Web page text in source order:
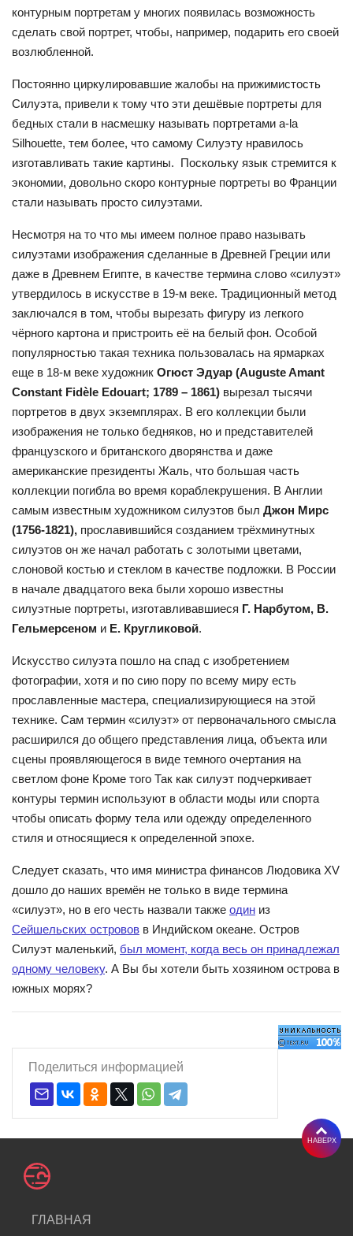
контурным портретам у многих появилась возможность
сделать свой портрет, чтобы, например, подарить его своей
возлюбленной.
Постоянно циркулировавшие жалобы на прижимистость
Силуэта, привели к тому что эти дешёвые портреты для
бедных стали в насмешку называть портретами a-la
Silhouette, тем более, что самому Силуэту нравилось
изготавливать такие картины. Поскольку язык стремится к
экономии, довольно скоро контурные портреты во Франции
стали называть просто силуэтами.
Несмотря на то что мы имеем полное право называть
силуэтами изображения сделанные в Древней Греции или
даже в Древнем Египте, в качестве термина слово «силуэт»
утвердилось в искусстве в 19-м веке. Традиционный метод
заключался в том, чтобы вырезать фигуру из легкого
чёрного картона и пристроить её на белый фон. Особой
популярностью такая техника пользовалась на ярмарках
еще в 18-м веке художник Огюст Эдуар (Auguste Amant
Constant Fidèle Edouart; 1789 – 1861) вырезал тысячи
портретов в двух экземплярах. В его коллекции были
изображения не только бедняков, но и представителей
французского и британского дворянства и даже
американские президенты Жаль, что большая часть
коллекции погибла во время кораблекрушения. В Англии
самым известным художником силуэтов был Джон Мирс
(1756-1821), прославившийся созданием трёхминутных
силуэтов он же начал работать с золотыми цветами,
слоновой костью и стеклом в качестве подложки. В России
в начале двадцатого века были хорошо известны
силуэтные портреты, изготавливавшиеся Г. Нарбутом, В.
Гельмерсеном и Е. Кругликовой.
Искусство силуэта пошло на спад с изобретением
фотографии, хотя и по сию пору по всему миру есть
прославленные мастера, специализирующиеся на этой
технике. Сам термин «силуэт» от первоначального смысла
расширился до общего представления лица, объекта или
сцены проявляющегося в виде темного очертания на
светлом фоне Кроме того Так как силуэт подчеркивает
контуры термин используют в области моды или спорта
чтобы описать форму тела или одежду определенного
стиля и относящиеся к определенной эпохе.
Следует сказать, что имя министра финансов Людовика XV
дошло до наших времён не только в виде термина
«силуэт», но в его честь назвали также один из
Сейшельских островов в Индийском океане. Остров
Силуэт маленький, был момент, когда весь он принадлежал
одному человеку. А Вы бы хотели быть хозяином острова в
южных морях?
Поделиться информацией
ГЛАВНАЯ
НАВЕРХ